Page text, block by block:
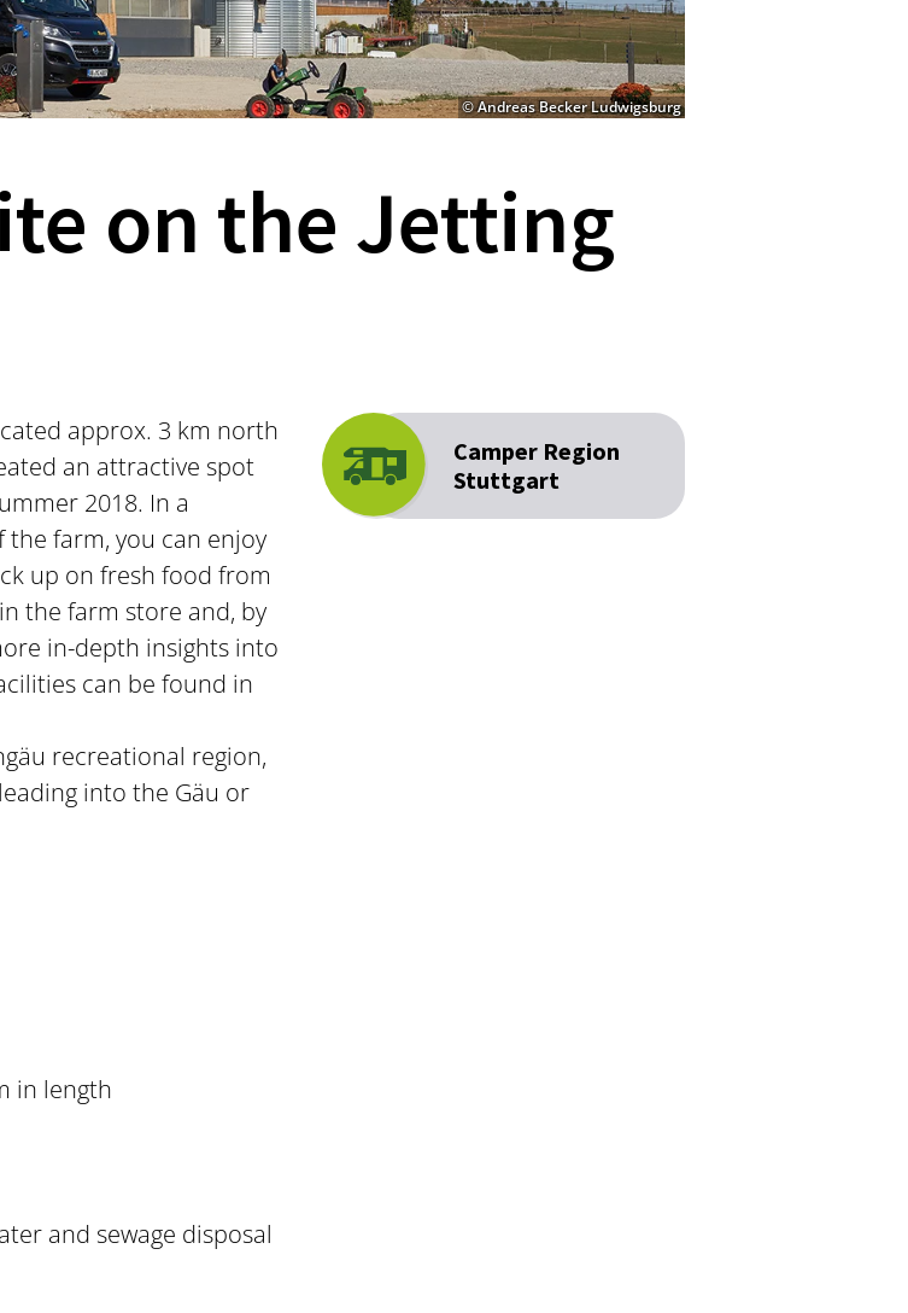
© Andreas Becker Ludwigsburg
on the Jetting
approx. 3 km north
an attractive spot
2018. In a
farm, you can enjoy
up on fresh food from
the farm store and, by
in-depth insights into
can be found in
recreational region,
into the Gäu or
in length
and sewage disposal
Camper Re­gion
Stut­tgart